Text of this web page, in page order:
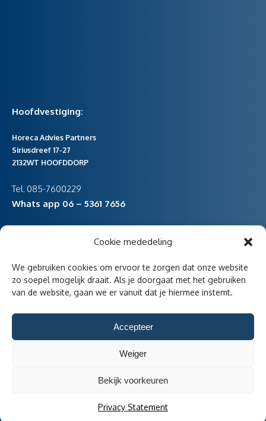
Cookie mededeling
We gebruiken cookies om ervoor te zorgen dat onze website
zo soepel mogelijk draait. Als je doorgaat met het gebruiken
van de website, gaan we er vanuit dat je hiermee instemt.
Accepteer
Weiger
Bekijk voorkeuren
Privacy Statement
Hoofdvestiging:
Horeca Advies Partners
Siriusdreef 17-27
2132WT HOOFDDORP
Tel. 085-7600229
Whats app 06 – 5361 7656
Havenstraat 47
Aangesloten bij